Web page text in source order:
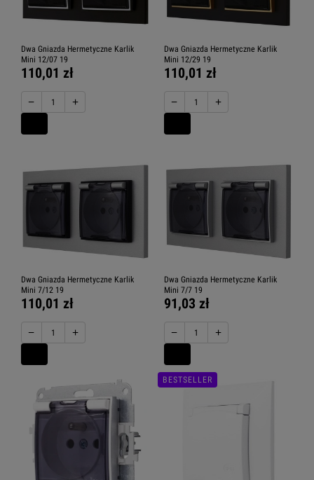
Dwa Gniazda Hermetyczne Karlik
Mini 12/07 19
110,01 zł
− +
Dwa Gniazda Hermetyczne Karlik
Mini 12/29 19
110,01 zł
− +
Dwa Gniazda Hermetyczne Karlik
Mini 7/12 19
110,01 zł
− +
Dwa Gniazda Hermetyczne Karlik
Mini 7/7 19
91,03 zł
− +
BESTSELLER